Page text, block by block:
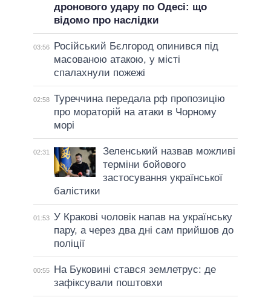
дронового удару по Одесі: що
відомо про наслідки
03:56
Російський Бєлгород опинився під
масованою атакою, у місті
спалахнули пожежі
02:58 Туреччина передала рф пропозицію
про мораторій на атаки в Чорному
морі
02:31
Зеленський назвав можливі
терміни бойового
застосування української
балістики
01:53 У Кракові чоловік напав на українську
пару, а через два дні сам прийшов до
поліції
00:55
На Буковині стався землетрус: де
зафіксували поштовхи